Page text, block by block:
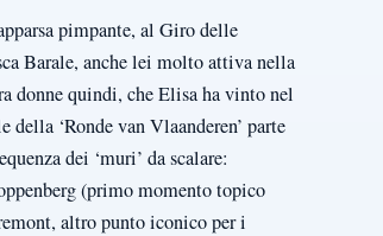
pimpante, al Giro delle
Barale, anche lei molto attiva nella
donne quindi, che Elisa ha vinto nel
‘Ronde van Vlaanderen’ parte
dei ‘muri’ da scalare:
(primo momento topico
altro punto iconico per i